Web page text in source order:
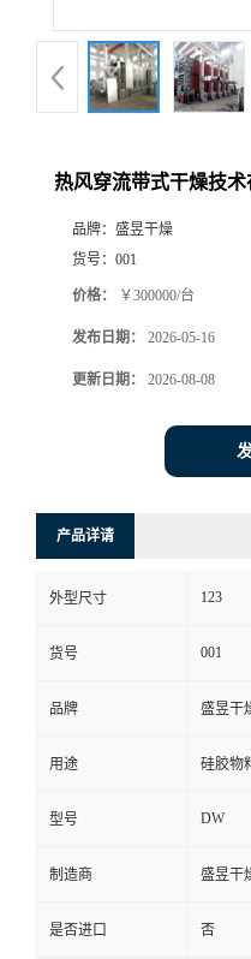
热风穿流带式干燥技
品牌： 盛昱干燥
货号： 001
价格： ￥300000/台
发布日期： 2026-05-16
更新日期： 2026-08-08
产品详请
外型尺寸 123
货号 001
品牌 盛昱干
用途 硅胶物
型号 DW
制造商 盛昱干
是否进口 否